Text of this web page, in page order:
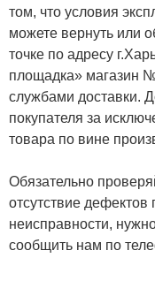
том, что условия
можете вернуть или
точке по адресу
площадка» магазин
службами доставки.
покупателя за
товара по вине
Обязательно
отсутствие
неисправности,
сообщить нам по